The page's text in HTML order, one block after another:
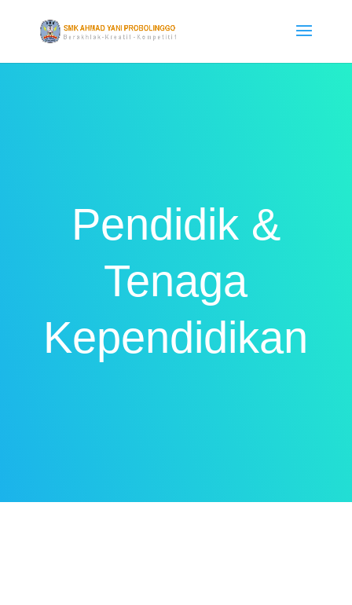
Pendidik &
Tenaga
Kependidikan